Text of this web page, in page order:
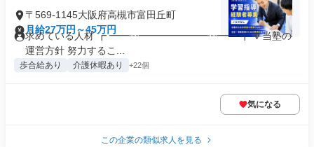
〒569-1145大阪府高槻市富田丘町
月給27万円～45万円
求めている人材 ┏ ━━┅━━━━━━━┅━━ ┓ 🔽当塾の
運営方針 努力するこ...
歩合給あり 介護休暇あり +22個
気になる
この企業の類似求人を見る